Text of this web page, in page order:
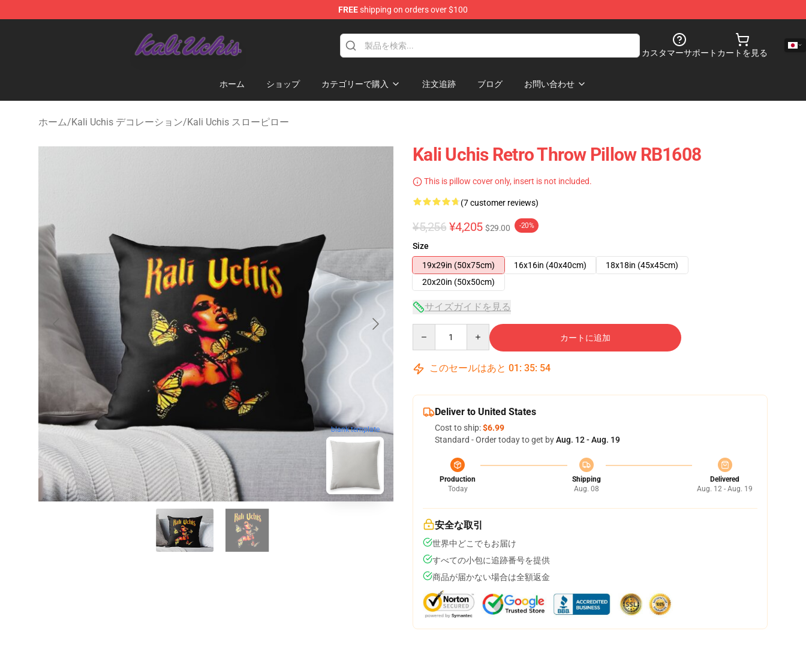
FREEshipping on orders over $100
カスタマーサポート カートを見る
ホーム ショップ カテゴリーで購入 注文追跡 ブログ お問い合わせ
ホーム/Kali Uchis デコレーション/Kali Uchis スローピロー
blank template
Kali Uchis Retro Throw Pillow RB1608
This is pillow cover only, insert is not included.
(7 customer reviews)
¥5,256 ¥4,205 $29.00 -20%
Size
19x29in (50x75cm)
16x16in (40x40cm)
18x18in (45x45cm)
20x20in (50x50cm)
サイズガイドを見る
カートに追加
このセールはあと 01 : 35: 53
Deliver to United States
Cost to ship:$6.99
Standard - Order today to get byAug. 12 - Aug. 19
Production
Today
Shipping
Aug. 08
Delivered
Aug. 12 - Aug. 19
安全な取引
世界中どこでもお届け
すべての小包に追跡番号を提供
商品が届かない場合は全額返金